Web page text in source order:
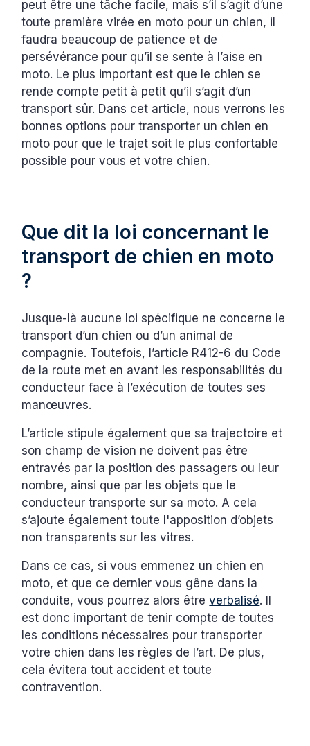
peut être une tâche facile, mais s’il s’agit d’une
toute première virée en moto pour un chien, il
faudra beaucoup de patience et de
persévérance pour qu’il se sente à l’aise en
moto. Le plus important est que le chien se
rende compte petit à petit qu’il s’agit d’un
transport sûr. Dans cet article, nous verrons les
bonnes options pour transporter un chien en
moto pour que le trajet soit le plus confortable
possible pour vous et votre chien.
Que dit la loi concernant le
transport de chien en moto
?
Jusque-là aucune loi spécifique ne concerne le
transport d’un chien ou d’un animal de
compagnie. Toutefois, l’article R412-6 du Code
de la route met en avant les responsabilités du
conducteur face à l’exécution de toutes ses
manœuvres.
L’article stipule également que sa trajectoire et
son champ de vision ne doivent pas être
entravés par la position des passagers ou leur
nombre, ainsi que par les objets que le
conducteur transporte sur sa moto. A cela
s’ajoute également toute l'apposition d’objets
non transparents sur les vitres.
Dans ce cas, si vous emmenez un chien en
moto, et que ce dernier vous gêne dans la
conduite, vous pourrez alors êtreverbalisé. Il
est donc important de tenir compte de toutes
les conditions nécessaires pour transporter
votre chien dans les règles de l’art. De plus,
cela évitera tout accident et toute
contravention.